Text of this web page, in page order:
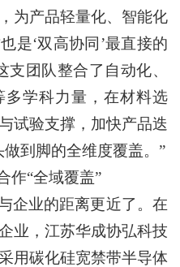
为产品轻量化、智能化
是‘双高协同’最直接的
团队整合了自动化、
学科力量，在材料选
试验支撑，加快产品迭
到脚的全维度覆盖。”
“全域覆盖”
业的距离更近了。在
业，江苏华成协弘科技
用碳化硅宽禁带半导体